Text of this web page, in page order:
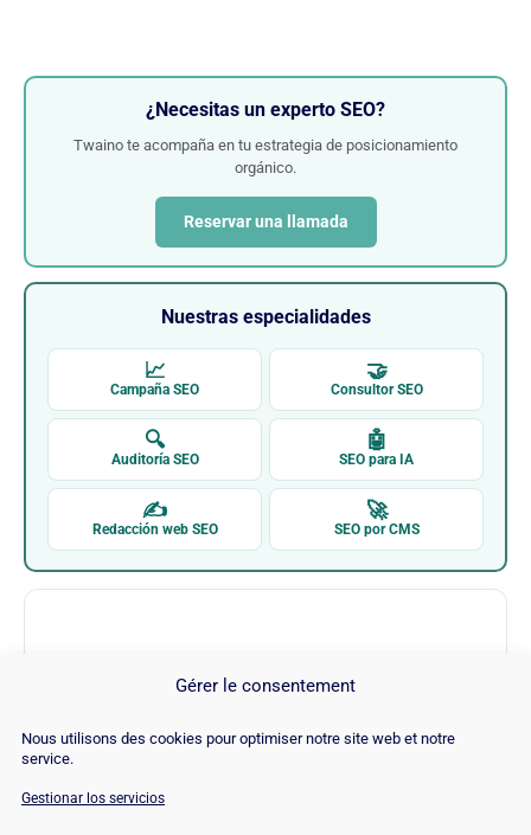
Gérer le consentement
Nous utilisons des cookies pour optimiser notre site web et notre
service.
Gestionar los servicios
¿Necesitas un experto SEO?
Twaino te acompaña en tu estrategia de posicionamiento
orgánico.
Reservar una llamada
Nuestras especialidades
📈
Campaña SEO
🤝
Consultor SEO
🔍
Auditoría SEO
🤖
SEO para IA
✍
Redacción web SEO
🚀
SEO por CMS
Hugging Face